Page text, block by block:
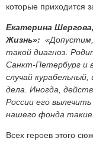
которые приходится
Екатерина
Жизнь»:
такой диагноз.
Санкт-Петербург и
случай
дела. Иногда,
России его
нашего фонда такие
Всех героев этого